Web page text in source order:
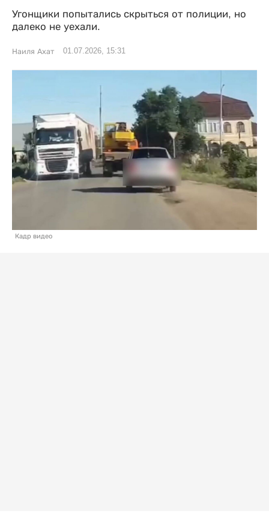
Угонщики попытались скрыться от полиции, но
далеко не уехали.
Наиля Ахат 01.07.2026, 15:31
Кадр видео